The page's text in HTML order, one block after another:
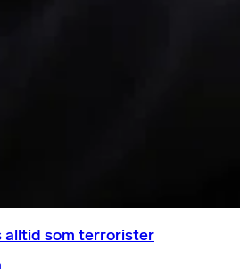
alltid som terrorister